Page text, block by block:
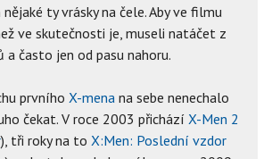
ty vrásky na čele. Aby ve filmu
ve skutečnosti je, museli natáčet z
a často jen od pasu nahoru.
prvního X-mena na sebe nenechalo
čekat. V roce 2003 přichází X-Men 2
), tři roky na to X:Men: Poslední vzdor